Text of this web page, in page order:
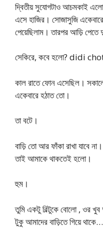
দ্বিতীয় সুযোগটাও আচমকাই
এসে হাজির। সোজাসুজি
পেয়েছিলাম। তারপর আড়ি
সেকিরে, কবে হলো? didi
কাল রাতে ফোন এসেছিল।
একেবারে হঠাত তো।
তা বটে।
বাড়ি তো আর ফাঁকা রাখা যাবে
তাই আমাকে থাকতেই হলো।
হুম।
তুমি একটু বিল্টুকে বোলো , ওর খুব
টুকু আমাদের বাড়িতে গিয়ে